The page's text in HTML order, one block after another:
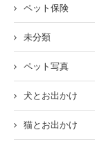
ペット保険
未分類
ペット写真
犬とお出かけ
猫とお出かけ